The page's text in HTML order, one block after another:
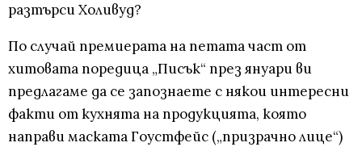
разтърси Холивуд?
По случай премиерата на петата част от
хитовата поредица „Писък“ през януари ви
предлагаме да се запознаете с някои интересни
факти от кухнята на продукцията, която
направи маската Гоустфейс („призрачно лице“)